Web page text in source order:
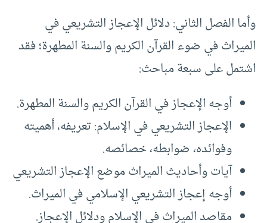
وأما الفصل الثاني: دلائل الإعجاز التشريعي في
الميراث في ضوء القرآن الكريم والسنة المطهرة؛ فقد
اشتمل على سبعة مباحث:
أوجه الإعجاز في القرآن الكريم والسنة المطهرة.
الإعجاز التشريعي في الإسلام: تعريفه، أهميته
وفوائده، ضوابطه، خصائصه.
آيات وأحاديث الميراث موضع الإعجاز التشريعي
أوجه إعجاز التشريعي الإسلامي في الميراث.
مقاصد الميراث في الإسلام ودلائل الإعجاز.